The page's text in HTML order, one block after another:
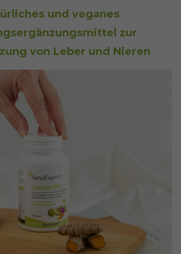
und veganes
zur
von Leber und Nieren